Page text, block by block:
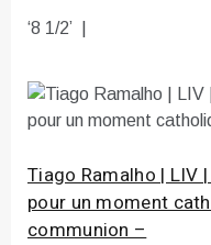
‘8 1/2’ |
Tiago Ramalho | LIV
pour un moment
communion –